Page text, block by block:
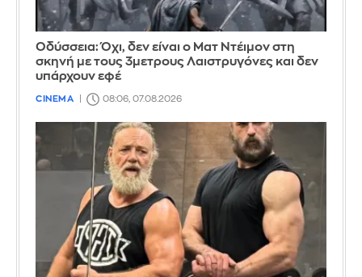
Οδύσσεια: Όχι, δεν είναι ο Ματ Ντέιμον στη
σκηνή με τους 3μετρους Λαιστρυγόνες και δεν
υπάρχουν εφέ
CINEMA 08:06, 07.08.2026